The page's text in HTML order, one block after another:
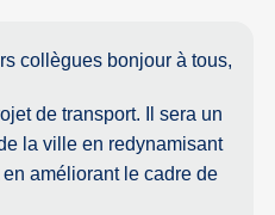
collègues bonjour à tous,
de transport. Il sera un
la ville en redynamisant
améliorant le cadre de